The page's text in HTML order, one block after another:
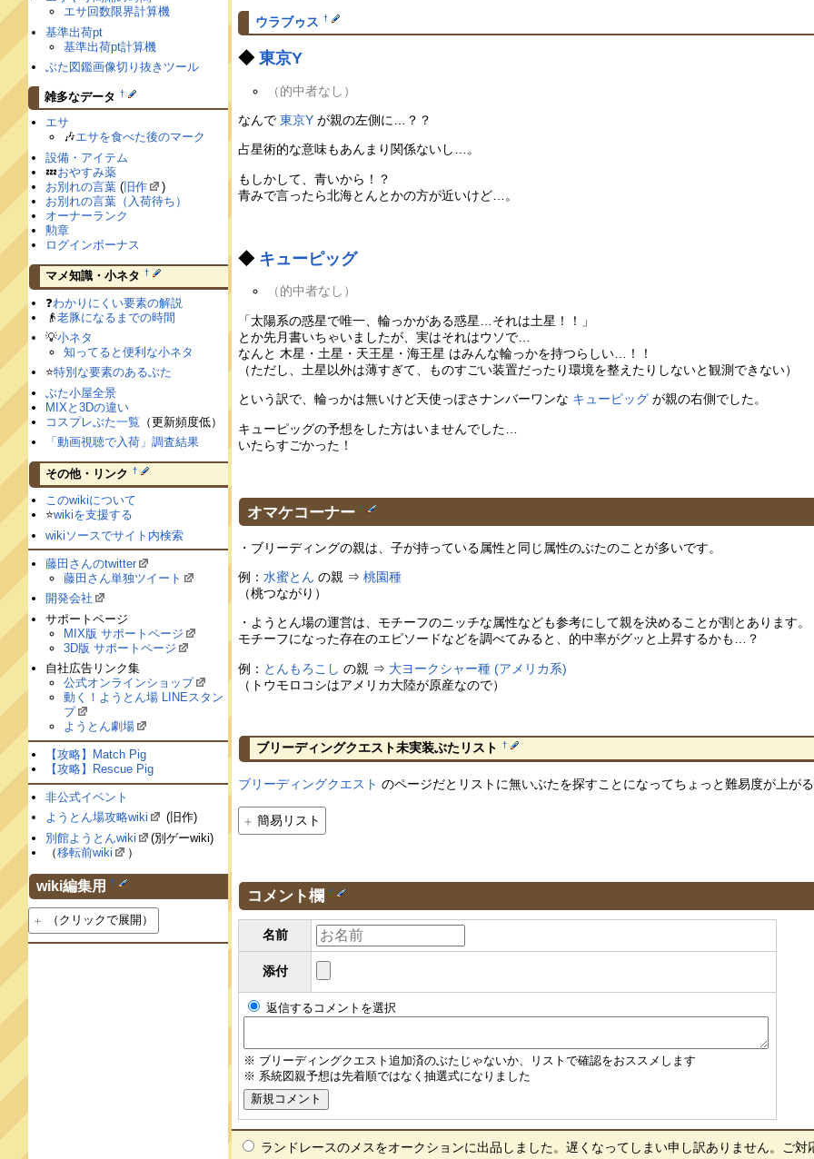
ウラブゥス †
◆東京Y
（的中者なし）
なんで東京Y が親の左側に…？？
占星術的な意味もあんまり関係ないし…。
もしかして、青いから！？
青みで言ったら北海とんとかの方が近いけど…。
◆ キューピッグ
（的中者なし）
「太陽系の惑星で唯一、輪っかがある惑星…それは土星！！」
とか先月書いちゃいましたが、実はそれはウソで…
なんと 木星・土星・天王星・海王星 はみんな輪っかを持つらしい…！！
（ただし、土星以外は薄すぎて、ものすごい装置だったり環境を整えたりしないと観測できない）
という訳で、輪っかは無いけど天使っぽさナンバーワンな キューピッグ が親の右側でした。
キューピッグの予想をした方はいませんでした…
いたらすごかった！
オマケコーナー †
・ブリーディングの親は、子が持っている属性と同じ属性のぶたのことが多いです。
例：水蜜とん の親 ⇒桃園種
（桃つながり）
・ようとん場の運営は、モチーフのニッチな属性なども参考にして親を決めることが割とあります。
モチーフになった存在のエピソードなどを調べてみると、的中率がグッと上昇するかも…？
例： とんもろこし の親 ⇒ 大ヨークシャー種 (アメリカ系)
（トウモロコシはアメリカ大陸が原産なので）
ブリーディングクエスト未実装ぶたリスト †
ブリーディングクエスト のページだとリストに無いぶたを探すことになってちょっと難易度が上が
簡易リスト
コメント欄 †
名前
添付
返信するコメントを選択
※ ブリーディングクエスト追加済のぶたじゃないか、リストで確認をおススメします
※ 系統図親予想は先着順ではなく抽選式になりました
ランドレースのメスをオークションに出品しました。遅くなってしまい申し訳ありません。ご
エサ回数限界計算機
基準出荷pt
基準出荷pt計算機
ぶた図鑑画像切り抜きツール
雑多なデータ †
エサ
🎶エサを食べた後のマーク
設備・アイテム
💤おやすみ薬
お別れの言葉 (旧作
)
お別れの言葉（入荷待ち）
オーナーランク
勲章
ログインボーナス
マメ知識・小ネタ †
❓わかりにくい要素の解説
👴老豚になるまでの時間
💡小ネタ
知ってると便利な小ネタ
⭐️特別な要素のあるぶた
ぶた小屋全景
MIXと3Dの違い
コスプレぶた一覧 （更新頻度低）
「動画視聴で入荷」調査結果
その他・リンク †
このwikiについて
⭐️wikiを支援する
wikiソースでサイト内検索
藤田さんのtwitter
藤田さん単独ツイート
開発会社
サポートページ
MIX版 サポートページ
3D版 サポートページ
自社広告リンク集
公式オンラインショップ
動く！ようとん場 LINEスタン
プ
ようとん劇場
【攻略】Match Pig
【攻略】Rescue Pig
非公式イベント
ようとん場攻略wiki
(旧作)
別館ようとんwiki
(別ゲーwiki)
（移転前wiki ）
wiki編集用 †
（クリックで展開）